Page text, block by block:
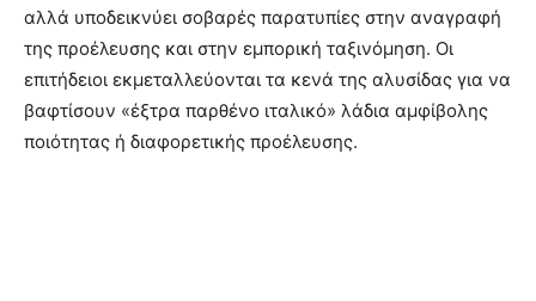
αλλά υποδεικνύει σοβαρές παρατυπίες στην αναγραφή
της προέλευσης και στην εμπορική ταξινόμηση. Οι
επιτήδειοι εκμεταλλεύονται τα κενά της αλυσίδας για να
βαφτίσουν «έξτρα παρθένο ιταλικό» λάδια αμφίβολης
ποιότητας ή διαφορετικής προέλευσης.